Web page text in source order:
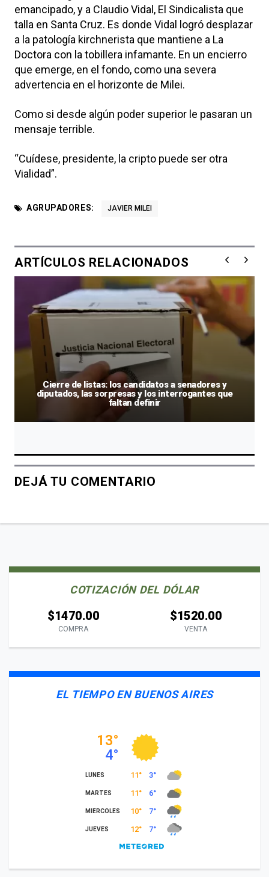
emancipado, y a Claudio Vidal, El Sindicalista que
talla en Santa Cruz. Es donde Vidal logró desplazar
a la patología kirchnerista que mantiene a La
Doctora con la tobillera infamante. En un encierro
que emerge, en el fondo, como una severa
advertencia en el horizonte de Milei.
Como si desde algún poder superior le pasaran un
mensaje terrible.
“Cuídese, presidente, la cripto puede ser otra
Vialidad”.
AGRUPADORES: JAVIER MILEI
ARTÍCULOS RELACIONADOS
Cierre de listas: los candidatos a senadores y
diputados, las sorpresas y los interrogantes que
faltan definir
DEJÁ TU COMENTARIO
COTIZACIÓN DEL DÓLAR
$1470.00
COMPRA
$1520.00
VENTA
EL TIEMPO EN BUENOS AIRES